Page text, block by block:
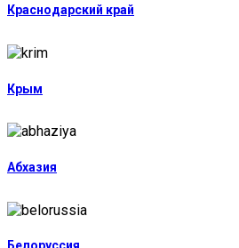
Краснодарский край
Крым
Абхазия